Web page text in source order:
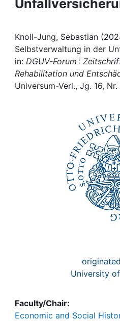
Awards
My FIS
Knoll-Jung, Sebastian
Selbstverwaltung in der
in: DGUV-Forum :
Rehabilitation und
Universum-Verl., Jg. 16,
University
Faculty/Chair:
Economic and Social